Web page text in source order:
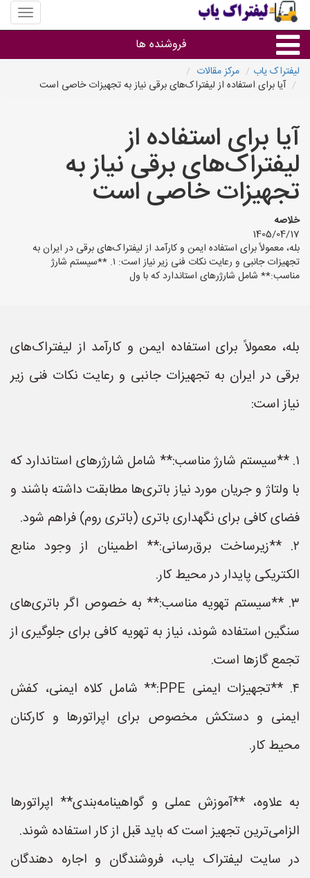
منوی
سایت
یاب
فروشنده ها
گروه ها
استان ها
لیفتراک یاب
مرکز مقالات
آیا برای استفاده از لیفتراک‌های برقی نیاز به تجهیزات خاصی است
آیا برای استفاده از
لیفتراک‌های برقی نیاز به
تجهیزات خاصی است
خلاصه
1405/04/17
بله، معمولاً برای استفاده ایمن و کارآمد از لیفتراک‌های برقی در ایران به
تجهیزات جانبی و رعایت نکات فنی زیر نیاز است: ۱. **سیستم شارژ
مناسب:** شامل شارژرهای استاندارد که با ول
بله، معمولاً برای استفاده ایمن و کارآمد از لیفتراک‌های
برقی در ایران به تجهیزات جانبی و رعایت نکات فنی زیر
نیاز است:
۱. **سیستم شارژ مناسب:** شامل شارژرهای استاندارد که
با ولتاژ و جریان مورد نیاز باتری‌ها مطابقت داشته باشند و
فضای کافی برای نگهداری باتری (باتری روم) فراهم شود.
۲. **زیرساخت برق‌رسانی:** اطمینان از وجود منابع
الکتریکی پایدار در محیط کار.
۳. **سیستم تهویه مناسب:** به خصوص اگر باتری‌های
سنگین استفاده شوند، نیاز به تهویه کافی برای جلوگیری از
تجمع گازها است.
۴. **تجهیزات ایمنی PPE:** شامل کلاه ایمنی، کفش
ایمنی و دستکش مخصوص برای اپراتورها و کارکنان
محیط کار.
به علاوه، **آموزش عملی و گواهینامه‌بندی** اپراتورها
الزامی‌ترین تجهیز است که باید قبل از کار استفاده شوند.
در سایت لیفتراک یاب، فروشندگان و اجاره دهندگان